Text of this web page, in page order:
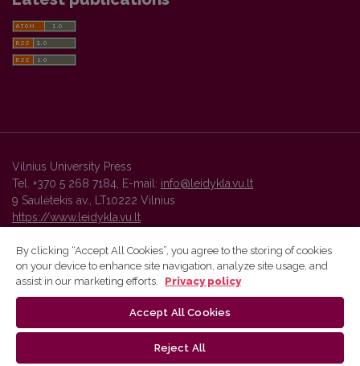
Vilnius University Press
Tel. +370 5 268 7184, E-mail: info@leidykla.vu.lt
9 Saulėtekis av., LT10222 Vilnius
https://www.leidykla.vu.lt
Vilnius University Press platform and metadata are distributed by
By clicking “Accept All Cookies”, you agree to the storing of cookies
on your device to enhance site navigation, analyze site usage, and
assist in our marketing efforts.
Privacy policy
Accept All Cookies
Reject All